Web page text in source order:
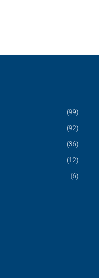
(99)
(92)
(36)
(12)
(6)